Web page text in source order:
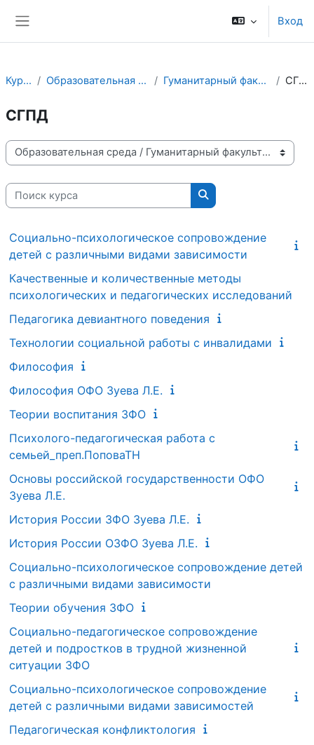
Вход
Курсы Образовательная среда Гуманитарный факультет СГПД
СГПД
Категории курсов
Поиск курса
Поиск курса
Социально-психологическое сопровождение
детей с различными видами зависимости
Качественные и количественные методы
психологических и педагогических исследований
Педагогика девиантного поведения
Технологии социальной работы с инвалидами
Философия
Философия ОФО Зуева Л.Е.
Теории воспитания ЗФО
Психолого-педагогическая работа с
семьей_преп.ПоповаТН
Основы российской государственности ОФО
Зуева Л.Е.
История России ЗФО Зуева Л.Е.
История России ОЗФО Зуева Л.Е.
Социально-психологическое сопровождение детей
с различными видами зависимости
Теории обучения ЗФО
Социально-педагогическое сопровождение
детей и подростков в трудной жизненной
ситуации ЗФО
Социально-психологическое сопровождение
детей с различными видами зависимостей
Педагогическая конфликтология